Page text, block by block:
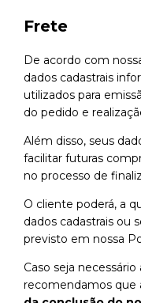
Frete
De acordo com
dados cadastrais
utilizados para
do pedido e
Além disso, seus
facilitar futuras
no processo de
O cliente poderá, a
dados cadastrais ou
previsto em nossa
Caso seja
recomendamos que